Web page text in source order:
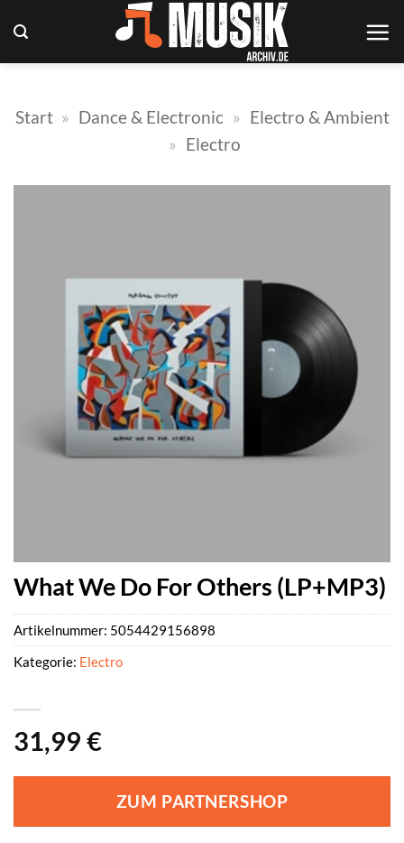
Inhalt
springen
Start » Dance & Electronic » Electro & Ambient
» Electro
What We Do For Others (LP+MP3)
31,99 €
ZUM PARTNERSHOP
Artikelnummer: 5054429156898
Kategorie: Electro